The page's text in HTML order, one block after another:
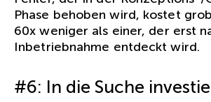
Phase behoben wird, kostet
60x weniger als einer, der erst
Inbetriebnahme entdeckt wird.
#6: In die Suche